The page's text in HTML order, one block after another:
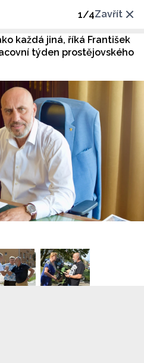
1/4Zavřít
každá jiná, říká František
týden prostějovského